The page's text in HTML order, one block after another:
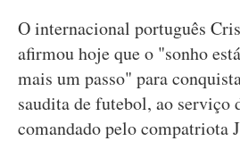
O internacional português
afirmou hoje que o "sonho
mais um passo" para
saudita de futebol, ao serviço
comandado pelo compatriota